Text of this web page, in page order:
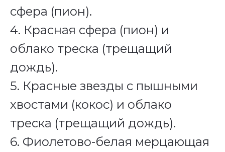
сфера (пион).
4. Красная сфера (пион) и
облако треска (трещащий
дождь).
5. Красные звезды с пышными
хвостами (кокос) и облако
треска (трещащий дождь).
6. Фиолетово-белая мерцающая